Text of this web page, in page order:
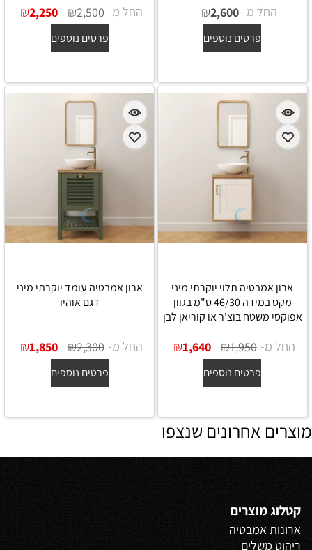
החל מ- ₪2,600
פרטים נוספים
החל מ- ₪2,500
₪2,250
פרטים נוספים
ארון אמבטיה תלוי יוקרתי מיני
מקס במידה 46/30 ס"מ בגוון
אפוקסי משטח בוצ'ר או קוריאן לבן
החל מ- ₪1,950
₪1,640
פרטים נוספים
ארון אמבטיה עומד יוקרתי מיני
דגם אוהיו
החל מ- ₪2,300
₪1,850
פרטים נוספים
מוצרים אחרונים שנצפו
קטלוג מוצרים
ארונות אמבטיה
ריהוט משלים